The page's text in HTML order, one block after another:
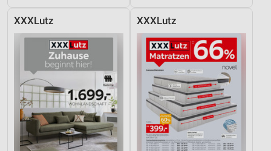
XXXLutz XXXLutz